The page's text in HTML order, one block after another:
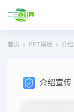
首页 PPT模板 介
介绍宣传